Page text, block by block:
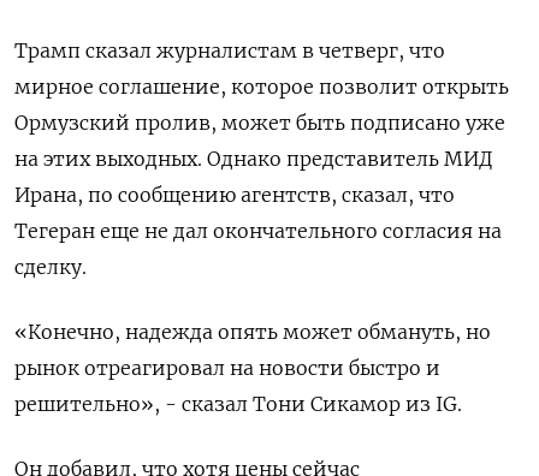
Трамп сказал журналистам в ​четверг, что
⁠мирное соглашение, которое позволит открыть
Ормузский пролив, может быть подписано уже
‌на этих выходных. Однако представитель МИД
‌Ирана, по сообщению агентств, сказал, что
Тегеран еще не дал окончательного согласия на
сделку.
«Конечно, надежда ​опять может обмануть, но
рынок отреагировал на новости быстро и
решительно», - сказал ‌Тони Сикамор из IG.
Он добавил, что хотя цены сейчас